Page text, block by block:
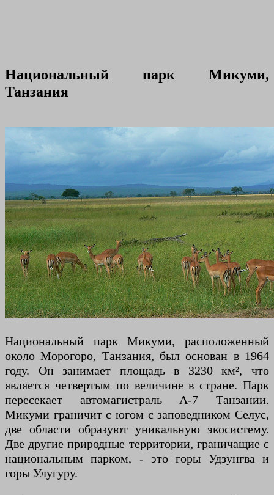
Национальный парк Микуми,
Танзания
Национальный парк Микуми, расположенный
около Морогоро, Танзания, был основан в 1964
году. Он занимает площадь в 3230 км², что
является четвертым по величине в стране. Парк
пересекает автомагистраль A-7 Танзании.
Микуми граничит с югом с заповедником Селус,
две области образуют уникальную экосистему.
Две другие природные территории, граничащие с
национальным парком, - это горы Удзунгва и
горы Улугуру.